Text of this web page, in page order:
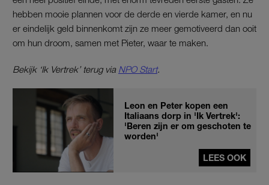
hebben mooie plannen voor de derde en vierde kamer, en nu
er eindelijk geld binnenkomt zijn ze meer gemotiveerd dan ooit
om hun droom, samen met Pieter, waar te maken.
Bekijk ‘Ik Vertrek’ terug via NPO Start.
Leon en Peter kopen een
Italiaans dorp in 'Ik Vertrek':
'Beren zijn er om geschoten te
worden'
LEES OOK